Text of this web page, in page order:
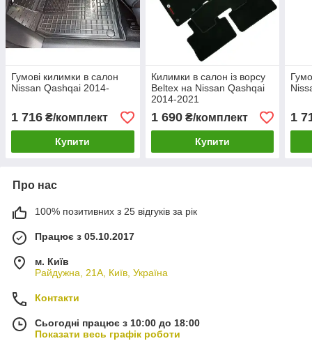
Гумові килимки в салон
Nissan Qashqai 2014-
1 716 ₴/комплект
Купити
Килимки в салон із ворсу
Beltex на Nissan Qashqai
2014-2021
1 690₴/комплект
Купити
1
Про нас
100% позитивних з 25 відгуків за рік
Працює з 05.10.2017
м. Київ
Райдужна, 21А, Київ, Україна
Контакти
Сьогодні працює з 10:00 до 18:00
Показати весь графік роботи